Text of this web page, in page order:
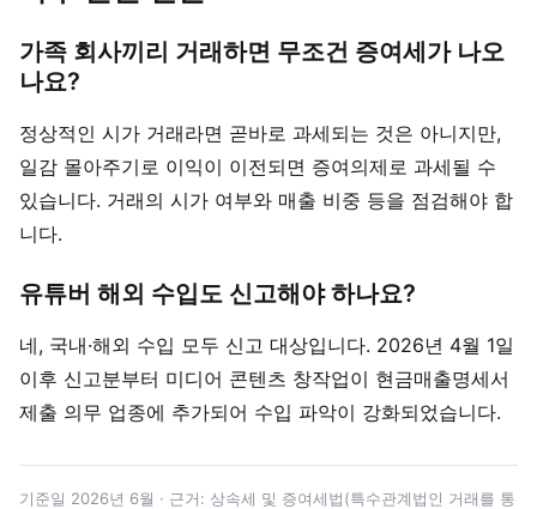
가족 회사끼리 거래하면 무조건 증여세가 나오
나요?
정상적인 시가 거래라면 곧바로 과세되는 것은 아니지만,
일감 몰아주기로 이익이 이전되면 증여의제로 과세될 수
있습니다. 거래의 시가 여부와 매출 비중 등을 점검해야 합
니다.
유튜버 해외 수입도 신고해야 하나요?
네, 국내·해외 수입 모두 신고 대상입니다. 2026년 4월 1일
이후 신고분부터 미디어 콘텐츠 창작업이 현금매출명세서
제출 의무 업종에 추가되어 수입 파악이 강화되었습니다.
기준일 2026년 6월 · 근거: 상속세 및 증여세법(특수관계법인 거래를 통